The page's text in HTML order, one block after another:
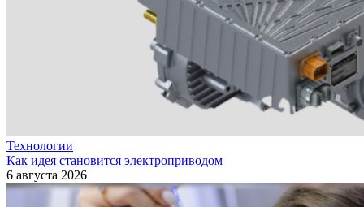
Технологии
Как идея становится электроприводом
6 августа 2026